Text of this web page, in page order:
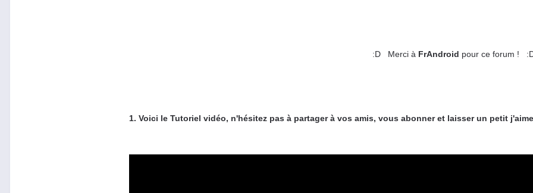
:D Merci à FrAndroid pour ce forum !
1. Voici le Tutoriel vidéo, n'hésitez pas à partager à vos amis, vous abonner et laisser un petit